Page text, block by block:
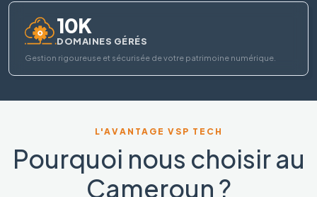
10K
DOMAINES GÉRÉS
Gestion rigoureuse et sécurisée de votre patrimoine numérique.
L'AVANTAGE VSP TECH
Pourquoi nous choisir au
Cameroun ?